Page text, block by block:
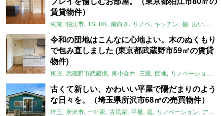
賃貸物件）
東京 狛江市 1SLDK 南向き リノベ キッチン 棚 広い ガイ
令和の団地はこんなに心地よい。木のぬくもり
で包み直しました (東京都武蔵野市59㎡の賃貸
物件)
東京 武蔵野市武蔵境 東小金井 三鷹 団地 リノベーション
古くて新しい、かわいい平屋で陽だまりのよう
な日々を。（埼玉県所沢市68㎡の売買物件）
埼玉 所沢市 一軒家 古民家 平屋 庭 リノベーション アメリカンハウス